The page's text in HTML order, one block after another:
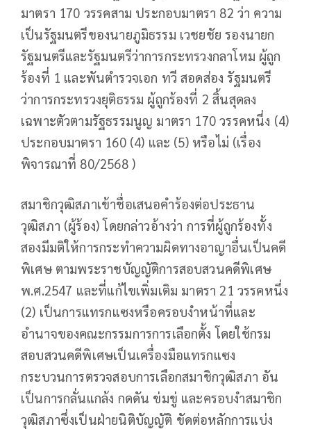
มาตรา 170 วรรคสาม ประกอบมาตรา 82 ว่า ความ
เป็นรัฐมนตรีของนายภูมิธรรม เวชยชัย รองนายก
รัฐมนตรีและรัฐมนตรีว่าการกระทรวงกลาโหม ผู้ถูก
ร้องที่ 1 และพันตำรวจเอก ทวี สอดส่อง รัฐมนตรี
ว่าการกระทรวงยุติธรรม ผู้ถูกร้องที่ 2 สิ้นสุดลง
เฉพาะตัวตามรัฐธรรมนูญ มาตรา 170 วรรคหนึ่ง (4)
ประกอบมาตรา 160 (4) และ (5) หรือไม่ (เรื่อง
พิจารณาที่ 80/2568 )
สมาชิกวุฒิสภาเข้าชื่อเสนอคำร้องต่อประธาน
วุฒิสภา (ผู้ร้อง) โดยกล่าวอ้างว่า การที่ผู้ถูกร้องทั้ง
สองมีมติให้การกระทำความผิดทางอาญาอื่นเป็นคดี
พิเศษ ตามพระราชบัญญัติการสอบสวนคดีพิเศษ
พ.ศ.2547 และที่แก้ไขเพิ่มเติม มาตรา 21 วรรคหนึ่ง
(2) เป็นการแทรกแซงหรือครอบงำหน้าที่และ
อำนาจของคณะกรรมการการเลือกตั้ง โดยใช้กรม
สอบสวนคดีพิเศษเป็นเครื่องมือแทรกแซง
กระบวนการตรวจสอบการเลือกสมาชิกวุฒิสภา อัน
เป็นการกลั่นแกล้ง กดดัน ข่มขู่ และครอบงำสมาชิก
วุฒิสภาซึ่งเป็นฝ่ายนิติบัญญัติ ขัดต่อหลักการแบ่ง